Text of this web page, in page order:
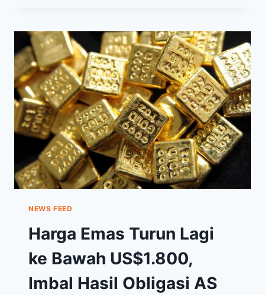
EFEK
EVERGRANDE
BELUM
MEREDA
NEWS FEED
Harga Emas Turun Lagi
ke Bawah US$1.800,
Imbal Hasil Obligasi AS